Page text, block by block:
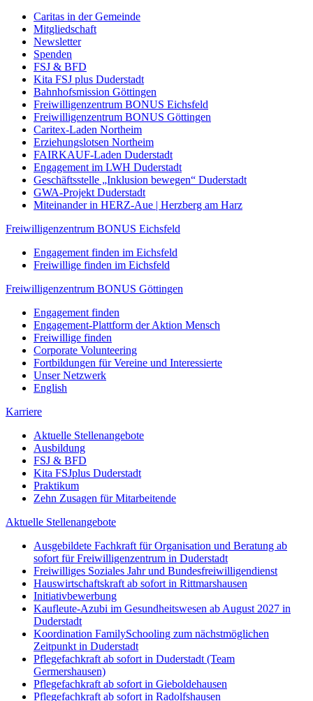
Caritas in der Gemeinde
Mitgliedschaft
Newsletter
Spenden
FSJ & BFD
Kita FSJ plus Duderstadt
Bahnhofsmission Göttingen
Freiwilligenzentrum BONUS Eichsfeld
Freiwilligenzentrum BONUS Göttingen
Caritex-Laden Northeim
Erziehungslotsen Northeim
FAIRKAUF-Laden Duderstadt
Engagement im LWH Duderstadt
Geschäftsstelle „Inklusion bewegen“ Duderstadt
GWA-Projekt Duderstadt
Miteinander in HERZ-Aue | Herzberg am Harz
Freiwilligenzentrum BONUS Eichsfeld
Engagement finden im Eichsfeld
Freiwillige finden im Eichsfeld
Freiwilligenzentrum BONUS Göttingen
Engagement finden
Engagement-Plattform der Aktion Mensch
Freiwillige finden
Corporate Volunteering
Fortbildungen für Vereine und Interessierte
Unser Netzwerk
English
Karriere
Aktuelle Stellenangebote
Ausbildung
FSJ & BFD
Kita FSJplus Duderstadt
Praktikum
Zehn Zusagen für Mitarbeitende
Aktuelle Stellenangebote
Ausgebildete Fachkraft für Organisation und Beratung ab
sofort für Freiwilligenzentrum in Duderstadt
Freiwilliges Soziales Jahr und Bundesfreiwilligendienst
Hauswirtschaftskraft ab sofort in Rittmarshausen
Initiativbewerbung
Kaufleute-Azubi im Gesundheitswesen ab August 2027 in
Duderstadt
Koordination FamilySchooling zum nächstmöglichen
Zeitpunkt in Duderstadt
Pflegefachkraft ab sofort in Duderstadt (Team
Germershausen)
Pflegefachkraft ab sofort in Gieboldehausen
Pflegefachkraft ab sofort in Radolfshausen